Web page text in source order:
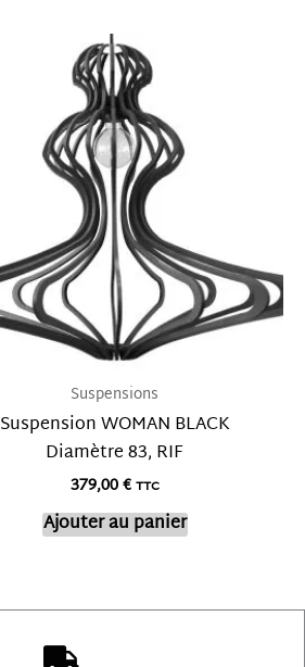
Suspensions
Suspension WOMAN BLACK
Diamètre 83, RIF
379,00€ TTC
Ajouter au panier